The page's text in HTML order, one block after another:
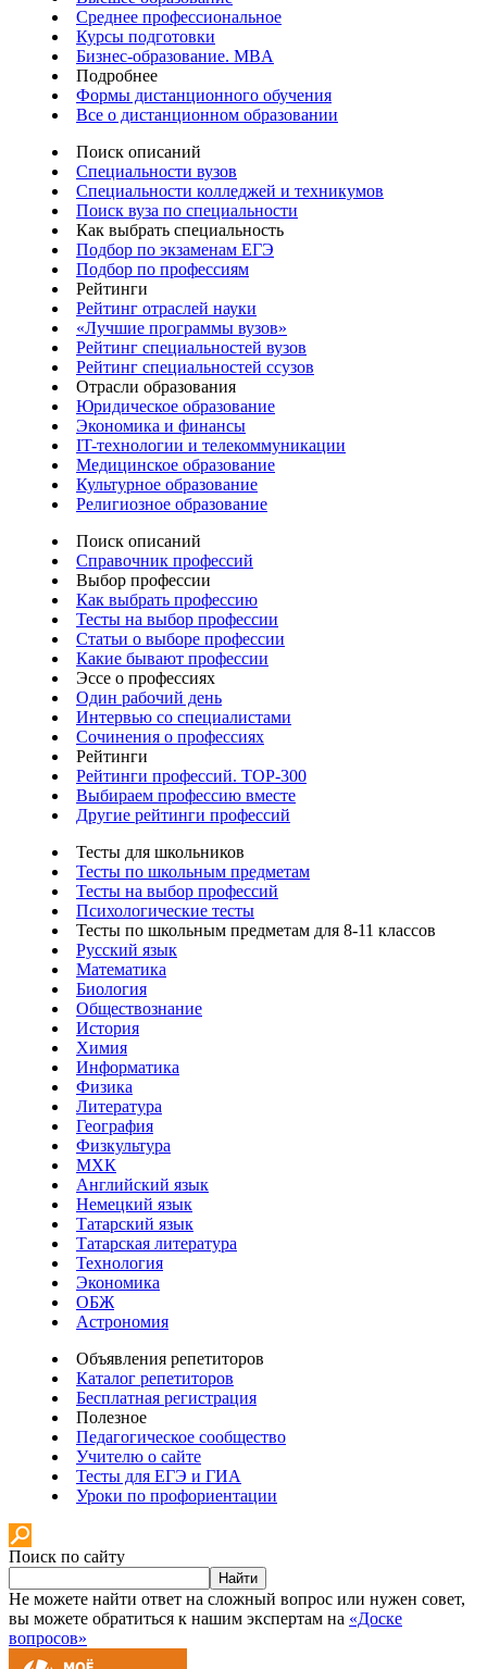
Среднее профессиональное
Курсы подготовки
Бизнес-образование. MBA
Подробнее
Формы дистанционного обучения
Все о дистанционном образовании
Поиск описаний
Специальности вузов
Специальности колледжей и техникумов
Поиск вуза по специальности
Как выбрать специальность
Подбор по экзаменам ЕГЭ
Подбор по профессиям
Рейтинги
Рейтинг отраслей науки
«Лучшие программы вузов»
Рейтинг специальностей вузов
Рейтинг специальностей ссузов
Отрасли образования
Юридическое образование
Экономика и финансы
IT-технологии и телекоммуникации
Медицинское образование
Культурное образование
Религиозное образование
Поиск описаний
Справочник профессий
Выбор профессии
Как выбрать профессию
Тесты на выбор профессии
Статьи о выборе профессии
Какие бывают профессии
Эссе о профессиях
Один рабочий день
Интервью со специалистами
Сочинения о профессиях
Рейтинги
Рейтинги профессий. TOP-300
Выбираем профессию вместе
Другие рейтинги профессий
Тесты для школьников
Тесты по школьным предметам
Тесты на выбор профессий
Психологические тесты
Тесты по школьным предметам для 8-11 классов
Русский язык
Математика
Биология
Обществознание
История
Химия
Информатика
Физика
Литература
География
Физкультура
МХК
Английский язык
Немецкий язык
Татарский язык
Татарская литература
Технология
Экономика
ОБЖ
Астрономия
Объявления репетиторов
Каталог репетиторов
Бесплатная регистрация
Полезное
Педагогическое сообщество
Учителю о сайте
Тесты для ЕГЭ и ГИА
Уроки по профориентации
Поиск по сайту
Найти
Не можете найти ответ на сложный вопрос или нужен совет,
вы можете обратиться к нашим экспертам на «Доске
вопросов»